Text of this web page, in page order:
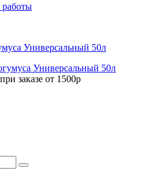
работы
Универсальный 50л
заказе от 1500р